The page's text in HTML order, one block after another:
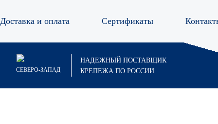
Доставка и оплата Сертификаты
СЕВЕРО-ЗАПАД
НАДЕЖНЫЙ ПОСТАВЩИК
КРЕПЕЖА ПО РОССИИ